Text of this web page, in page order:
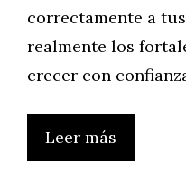
correctamente a
realmente los
crecer con
Leer más